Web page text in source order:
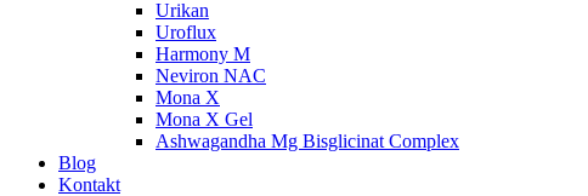
Urikan
Uroflux
Harmony M
Neviron NAC
Mona X
Mona X Gel
Ashwagandha Mg Bisglicinat Complex
Blog
Kontakt